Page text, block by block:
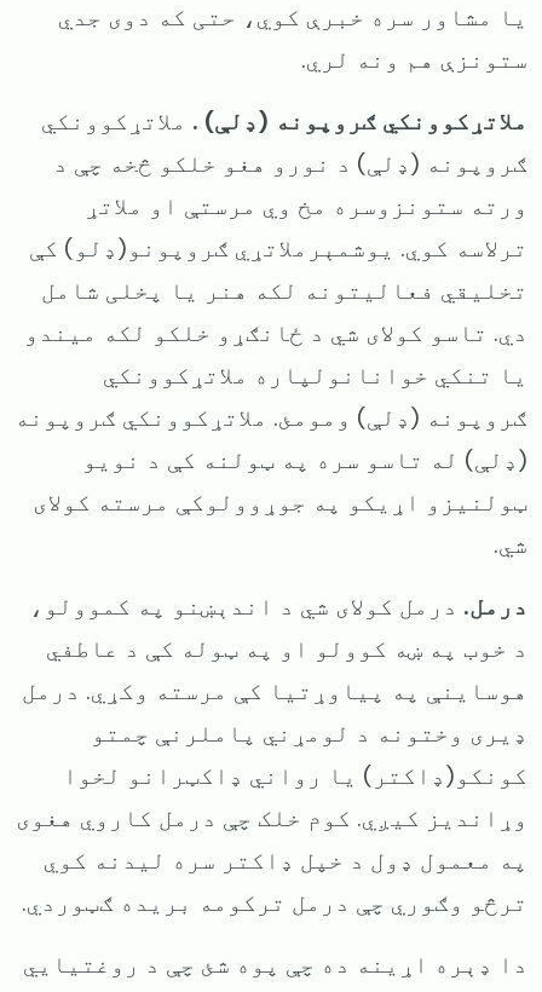
یا مشاور سره خبرې کوي، حتی که دوی جدي
ستونزې هم ونه لري.
ملاتړکوونکي ګروپونه (ډلې) . ملاتړکوونکي
ګروپونه (ډلې) د نورو هغو خلکو څخه چې د
ورته ستونزوسره مخ وي مرستې او ملاتړ
ترلاسه کوي. یوشمېرملاتړي ګروپونو(ډلو) کې
تخلیقي فعالیتونه لکه هنر یا پخلی شامل
دي. تاسو کولای شي د ځانګړو خلکو لکه میندو
یا تنکي خوانانولپاره ملاتړکوونکي
ګروپونه (ډلې) ومومئ. ملاتړکوونکي ګروپونه
(ډلې) له تاسو سره په ټولنه کې د نویو
ټولنیزو اړیکو په جوړوولوکې مرسته کولای
شي.
درمل. درمل کولای شي د اندېښنو په کموولو،
د خوب په ښه کوولو او په ټوله کې د عاطفي
هوساینې په پیاوړتیا کې مرسته وکړي. درمل
ډیری وختونه د لومړني پاملرنې چمتو
کونکو(ډاکتر) یا رواني ډاکټرانو لخوا
وړاندیز کیږي. کوم خلک چې درمل کاروي هغوی
په معمول ډول د خپل ډاکتر سره لیدنه کوي
ترڅو وګوري چې درمل ترکومه بریده ګټوردي.
دا ډېره اړینه ده چې پوه شئ چې د روغتیایي